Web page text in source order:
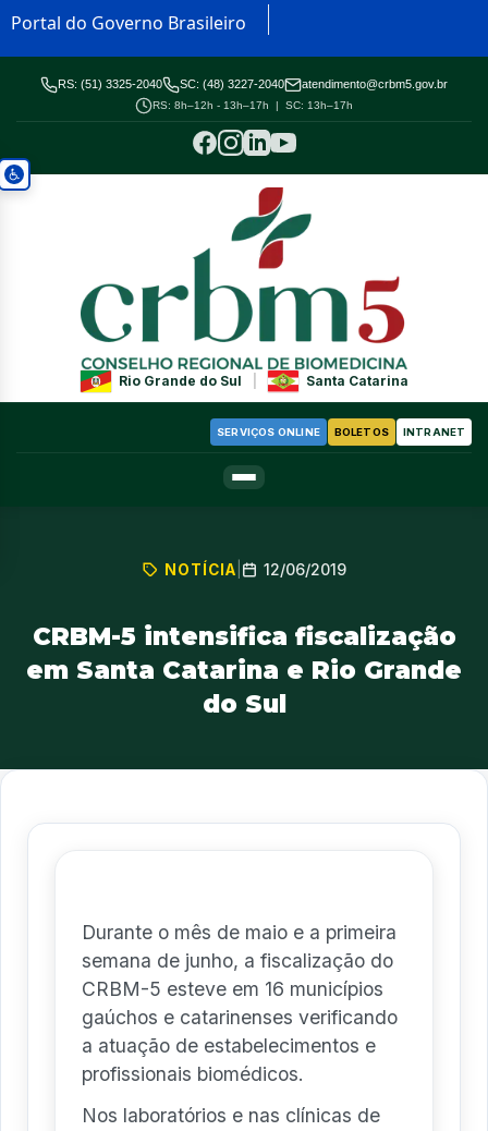
Portal do Governo Brasileiro
RS: (51) 3325-2040 SC: (48) 3227-2040 atendimento@crbm5.gov.br
RS: 8h–12h - 13h–17h | SC: 13h–17h
Rio Grande do Sul Santa Catarina
SERVIÇOS ONLINE BOLETOS INTRANET
NOTÍCIA 12/06/2019
CRBM-5 intensifica fiscalização
em Santa Catarina e Rio Grande
do Sul
Durante o mês de maio e a primeira
semana de junho, a fiscalização do
CRBM-5 esteve em 16 municípios
gaúchos e catarinenses verificando
a atuação de estabelecimentos e
profissionais biomédicos.
Nos laboratórios e nas clínicas de